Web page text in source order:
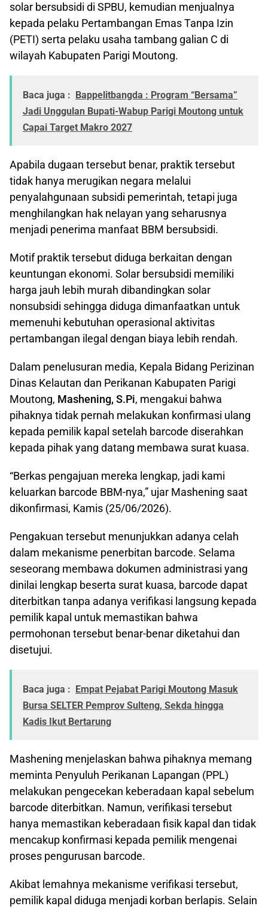
solar bersubsidi di SPBU, kemudian menjualnya
kepada pelaku Pertambangan Emas Tanpa Izin
(PETI) serta pelaku usaha tambang galian C di
wilayah Kabupaten Parigi Moutong.
Baca juga :
Bappelitbangda : Program “Bersama”
Jadi Unggulan Bupati-Wabup Parigi Moutong untuk
Capai Target Makro 2027
Apabila dugaan tersebut benar, praktik tersebut
tidak hanya merugikan negara melalui
penyalahgunaan subsidi pemerintah, tetapi juga
menghilangkan hak nelayan yang seharusnya
menjadi penerima manfaat BBM bersubsidi.
Motif praktik tersebut diduga berkaitan dengan
keuntungan ekonomi. Solar bersubsidi memiliki
harga jauh lebih murah dibandingkan solar
nonsubsidi sehingga diduga dimanfaatkan untuk
memenuhi kebutuhan operasional aktivitas
pertambangan ilegal dengan biaya lebih rendah.
Dalam penelusuran media, Kepala Bidang Perizinan
Dinas Kelautan dan Perikanan Kabupaten Parigi
Moutong, Mashening, S.Pi, mengakui bahwa
pihaknya tidak pernah melakukan konfirmasi ulang
kepada pemilik kapal setelah barcode diserahkan
kepada pihak yang datang membawa surat kuasa.
“Berkas pengajuan mereka lengkap, jadi kami
keluarkan barcode BBM-nya,” ujar Mashening saat
dikonfirmasi, Kamis (25/06/2026).
Pengakuan tersebut menunjukkan adanya celah
dalam mekanisme penerbitan barcode. Selama
seseorang membawa dokumen administrasi yang
dinilai lengkap beserta surat kuasa, barcode dapat
diterbitkan tanpa adanya verifikasi langsung kepada
pemilik kapal untuk memastikan bahwa
permohonan tersebut benar-benar diketahui dan
disetujui.
Baca juga :
Empat Pejabat Parigi Moutong Masuk
Bursa SELTER Pemprov Sulteng, Sekda hingga
Kadis Ikut Bertarung
Mashening menjelaskan bahwa pihaknya memang
meminta Penyuluh Perikanan Lapangan (PPL)
melakukan pengecekan keberadaan kapal sebelum
barcode diterbitkan. Namun, verifikasi tersebut
hanya memastikan keberadaan fisik kapal dan tidak
mencakup konfirmasi kepada pemilik mengenai
proses pengurusan barcode.
Akibat lemahnya mekanisme verifikasi tersebut,
pemilik kapal diduga menjadi korban berlapis. Selain